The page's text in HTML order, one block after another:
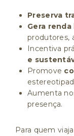
Preserva
Gera
produtores,
Incentiva
e
Promove
Aumenta
presença.
Para quem